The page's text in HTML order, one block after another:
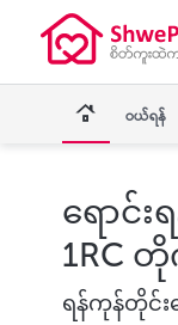
ဝယ်ရန်
ရောင်း
1RC
ရန်ကုန်တိုင်း